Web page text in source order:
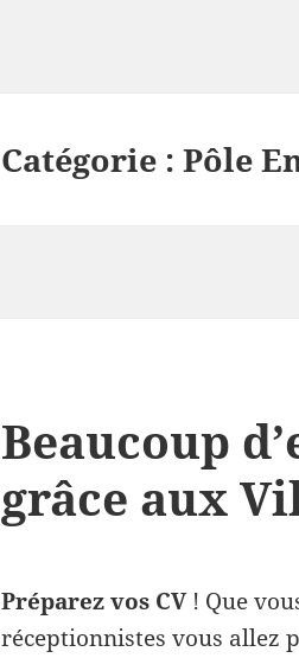
Catégorie :Pôle
Beaucoup
grâce aux
Préparez vos CV! Que
réceptionnistes vous allez